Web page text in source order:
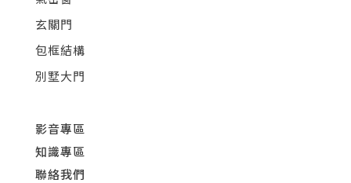
玄關門
包框結構
別墅大門
影音專區
知識專區
聯絡我們